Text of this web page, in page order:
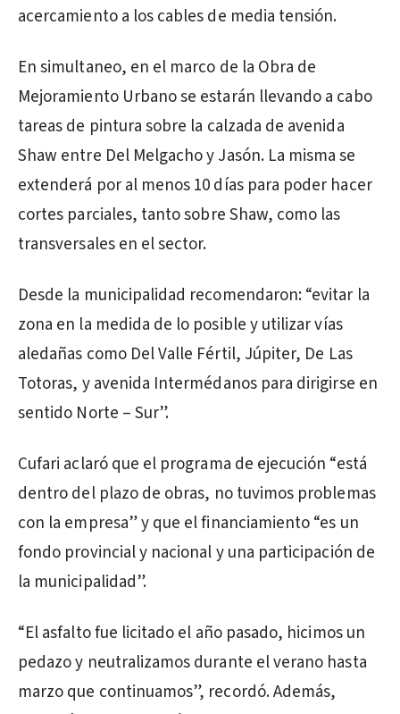
acercamiento a los cables de media tensión.
En simultaneo, en el marco de la Obra de
Mejoramiento Urbano se estarán llevando a cabo
tareas de pintura sobre la calzada de avenida
Shaw entre Del Melgacho y Jasón. La misma se
extenderá por al menos 10 días para poder hacer
cortes parciales, tanto sobre Shaw, como las
transversales en el sector.
Desde la municipalidad recomendaron: “evitar la
zona en la medida de lo posible y utilizar vías
aledañas como Del Valle Fértil, Júpiter, De Las
Totoras, y avenida Intermédanos para dirigirse en
sentido Norte – Sur”.
Cufari aclaró que el programa de ejecución “está
dentro del plazo de obras, no tuvimos problemas
con la empresa” y que el financiamiento “es un
fondo provincial y nacional y una participación de
la municipalidad”.
“El asfalto fue licitado el año pasado, hicimos un
pedazo y neutralizamos durante el verano hasta
marzo que continuamos”, recordó. Además,